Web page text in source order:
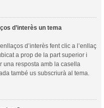
d’interès un tema
d’interès fent clic a l’enllaç
a prop de la part superior i
una resposta amb la casella
també us subscriurà al tema.